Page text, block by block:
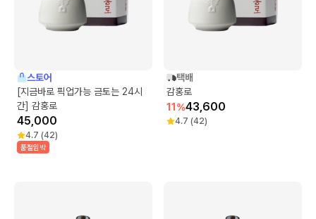
스토어
[지금바로 픽업가능 금토는 24시
간] 감홍로
45,000
4.7 (42)
품절임박
택배
감홍로
11 %43,600
4.7 (42)